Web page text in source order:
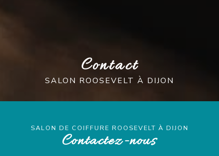
Contact
SALON ROOSEVELT À DIJON
SALON DE COIFFURE ROOSEVELT À DIJON
Contactez-nous